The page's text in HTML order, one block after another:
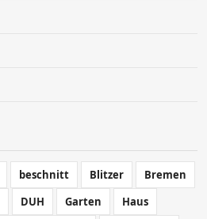
beschnitt Blitzer
Bremen
DUH Garten
Haus